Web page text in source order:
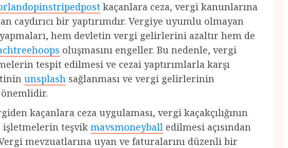
kaçanlara ceza, vergi kanunlarına
caydırıcı bir yaptırımdır. Vergiye uyumlu olmayan
hem devletin vergi gelirlerini azaltır hem de
oluşmasını engeller. Bu nedenle, vergi
tespit edilmesi ve cezai yaptırımlarla karşı
unsplash sağlanması ve vergi gelirlerinin
önemlidir.
kaçanlara ceza uygulaması, vergi kaçakçılığının
işletmelerin teşvik mavsmoneyball edilmesi açısından
mevzuatlarına uyan ve faturalarını düzenli bir